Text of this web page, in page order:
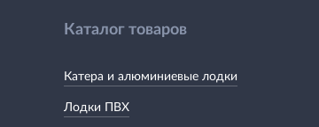
Каталог товаров
Катера и алюминиевые лодки
Лодки ПВХ